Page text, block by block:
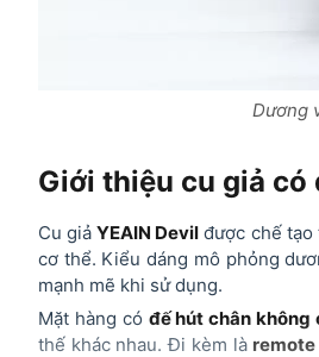
Dương
Giới thiệu cu giả có
Cu giảYEAIN Devil được chế tạo
cơ thể. Kiểu dáng mô phỏng
mạnh mẽ khi sử dụng.
Mặt hàng có đế hút chân không
thế khác nhau. Đi kèm là